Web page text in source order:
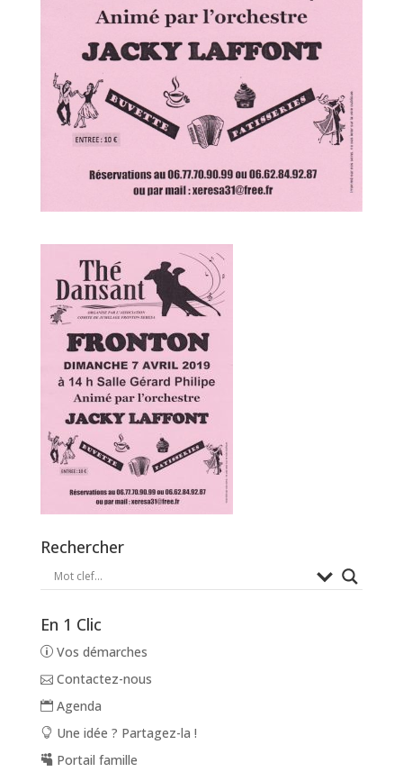
Rechercher
En 1 Clic
Vos démarches
Contactez-nous
Agenda
Une idée ? Partagez-la !
Portail famille